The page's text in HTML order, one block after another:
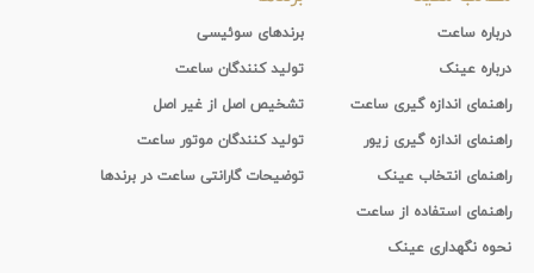
درباره ساعت
درباره عینک
راهنمای اندازه گیری ساعت
راهنمای اندازه گیری زیور
راهنمای انتخاب عینک
راهنمای استفاده از ساعت
نحوه نگهداری عینک
برندهای سوئیسی
تولید کنندگان ساعت
تشخیص اصل از غیر اصل
تولید کنندگان موتور ساعت
توضیحات گارانتی ساعت در برندها